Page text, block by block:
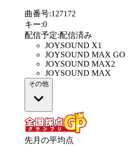
曲番号:127172
キー:0
配信予定:配信済み
JOYSOUND X1
JOYSOUND MAX GO
JOYSOUND MAX2
JOYSOUND MAX
その他
先月の平均点